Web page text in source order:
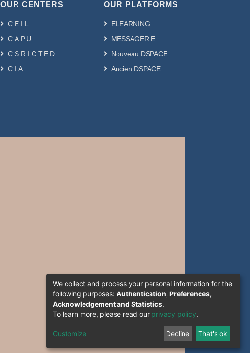
OUR CENTERS
C.E.I.L
C.A.P.U
C.S.R.I.C.T.E.D
C.I.A
OUR PLATFORMS
ELEARNING
MESSAGERIE
Nouveau DSPACE
Ancien DSPACE
We collect and process your personal information for the
following purposes: Authentication, Preferences,
Acknowledgement and Statistics.
To learn more, please read our privacy policy.
Customize Decline That's ok